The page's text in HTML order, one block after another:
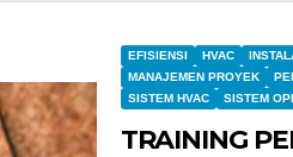
EFISIENSI HVAC
MANAJEMEN PROYEK
SISTEM HVAC
SISTEM
TRAINING